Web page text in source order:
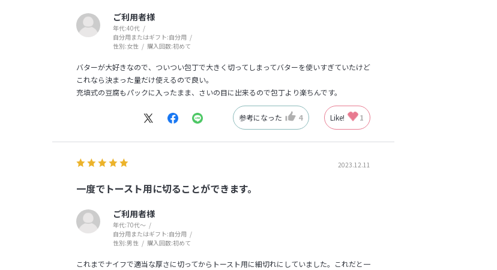
ご利用者様
年代:40代
自分用またはギフト:自分用
性別:女性 購入回数:初めて
バターが大好きなので、ついつい包丁で大きく切ってしまってバターを使いすぎていたけど
これなら決まった量だけ使えるので良い。
充填式の豆腐もパックに入ったまま、さいの目に出来るので包丁より楽ちんです。
参考になった 4 Like! 1
2023.12.11
一度でトースト用に切ることができます。
ご利用者様
年代:70代～
自分用またはギフト:自分用
性別:男性 購入回数:初めて
これまでナイフで適当な厚さに切ってからトースト用に細切れにしていました。これだと一